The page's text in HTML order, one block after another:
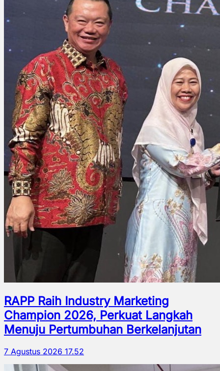
RAPP Raih Industry Marketing
Champion 2026, Perkuat Langkah
Menuju Pertumbuhan Berkelanjutan
7 Agustus 2026 17.52